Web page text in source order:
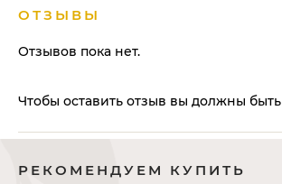
ОТЗЫВЫ
Отзывов пока нет.
Чтобы оставить отзыв вы должны быть
РЕКОМЕНДУЕМ КУПИТЬ